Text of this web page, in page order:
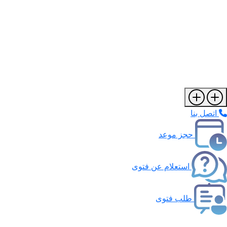
اتصل بنا
حجز موعد
استعلام عن فتوى
طلب فتوى